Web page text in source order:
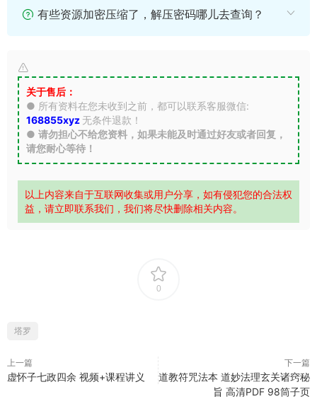
有些资源加密压缩了，解压密码哪儿去查询？
关于售后：
● 所有资料在您未收到之前，都可以联系客服微信:
168855xyz 无条件退款！
● 请勿担心不给您资料，如果未能及时通过好友或者回复，
请您耐心等待！
以上内容来自于互联网收集或用户分享，如有侵犯您的合法权
益，请立即联系我们，我们将尽快删除相关内容。
0
塔罗
上一篇
虚怀子七政四余 视频+课程讲义
下一篇
道教符咒法本 道妙法理玄关诸窍秘
旨 高清PDF 98筒子页